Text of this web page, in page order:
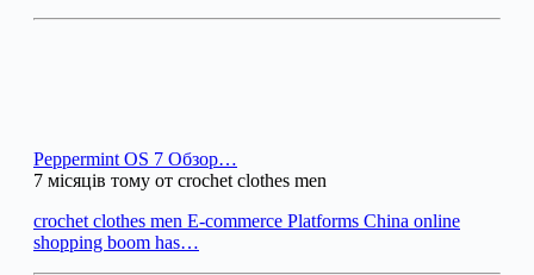
Peppermint OS 7 Обзор…
7 місяців тому от crochet clothes men
crochet clothes men E-commerce Platforms China online
shopping boom has…